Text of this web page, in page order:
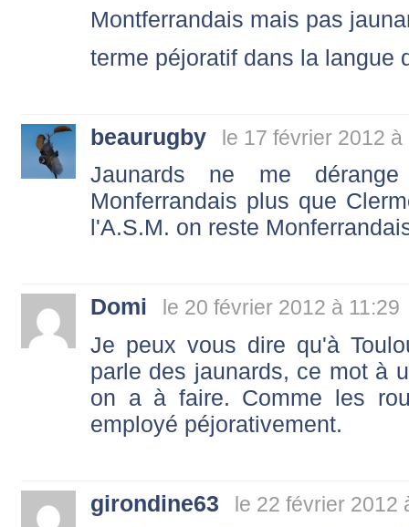
Montferrandais mais pas
terme péjoratif dans la langue
beaurugby le 17 février 2012 à
Jaunards ne me
Monferrandais plus que
l'A.S.M. on reste
Domi le 20 février 2012 à 11:29
Je peux vous dire qu'à
parle des jaunards, ce mot à
on a à faire. Comme les
employé péjorativement.
girondine63 le 22 février 2012